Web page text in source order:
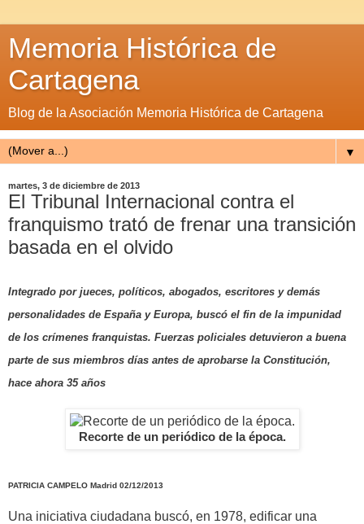
Memoria Histórica de
Cartagena
Blog de la Asociación Memoria Histórica de Cartagena
▼
martes, 3 de diciembre de 2013
El Tribunal Internacional contra el
franquismo trató de frenar una transición
basada en el olvido
Integrado por jueces, políticos, abogados, escritores y demás
personalidades de España y Europa, buscó el fin de la impunidad
de los crímenes franquistas. Fuerzas policiales detuvieron a buena
parte de sus miembros días antes de aprobarse la Constitución,
hace ahora 35 años
Recorte de un periódico de la época.
PATRICIA CAMPELO Madrid 02/12/2013
Una iniciativa ciudadana buscó, en 1978, edificar una